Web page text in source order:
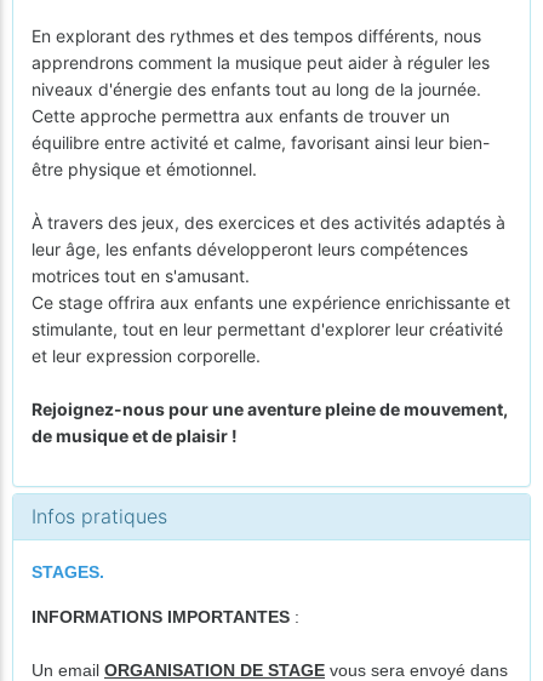
En explorant des rythmes et des tempos différents, nous
apprendrons comment la musique peut aider à réguler les
niveaux d'énergie des enfants tout au long de la journée.
Cette approche permettra aux enfants de trouver un
équilibre entre activité et calme, favorisant ainsi leur bien-
être physique et émotionnel.
À travers des jeux, des exercices et des activités adaptés à
leur âge, les enfants développeront leurs compétences
motrices tout en s'amusant.
Ce stage offrira aux enfants une expérience enrichissante et
stimulante, tout en leur permettant d'explorer leur créativité
et leur expression corporelle.
Rejoignez-nous pour une aventure pleine de mouvement,
de musique et de plaisir !
Infos pratiques
STAGES.
INFORMATIONS IMPORTANTES :
Un email ORGANISATION DE STAGE vous sera envoyé dans